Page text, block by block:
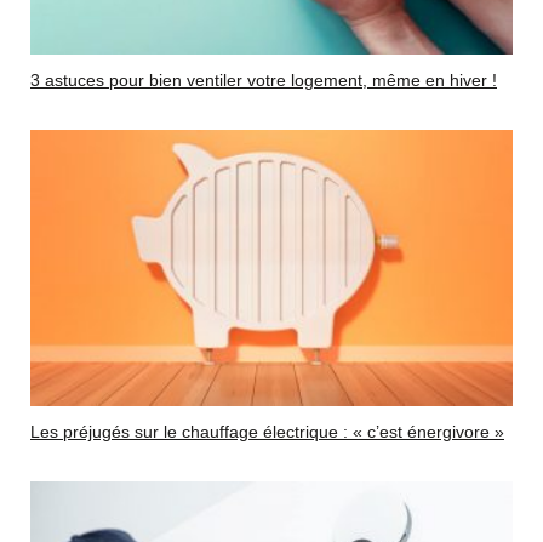
3 astuces pour bien ventiler votre logement, même en hiver !
Les préjugés sur le chauffage électrique : « c’est énergivore »